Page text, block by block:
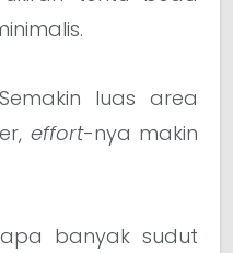
luas area
effort-nya makin
banyak sudut